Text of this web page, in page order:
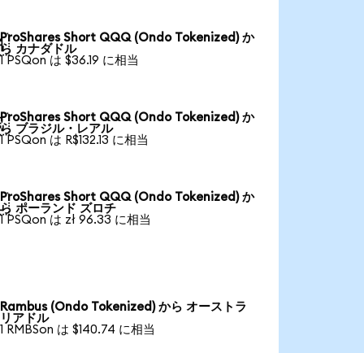
ProShares Short QQQ (Ondo Tokenized) か
ら カナダドル
1 PSQon は $36.19 に相当
ProShares Short QQQ (Ondo Tokenized) か
ら ブラジル・レアル
1 PSQon は R$132.13 に相当
ProShares Short QQQ (Ondo Tokenized) か
ら ポーランド ズロチ
1 PSQon は zł 96.33 に相当
Rambus (Ondo Tokenized) から オーストラ
リアドル
1 RMBSon は $140.74 に相当